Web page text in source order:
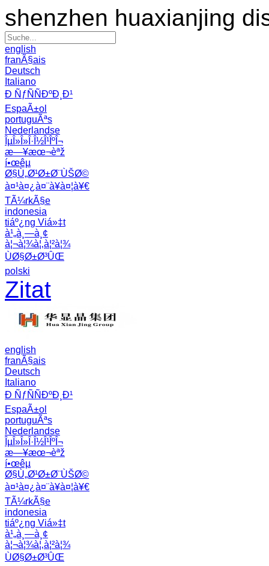
shenzhen huaxianjing
english
franÃ§ais
Deutsch
Italiano
Ð ÑƒÑÑÐºÐ¸Ð¹
EspaÃ±ol
portuguÃªs
Nederlandse
ÎµÎ»Î»Î·Î½Î¹ÎºÎ¬
æ—¥æœ¬èªž
í•œêµ­
Ø§Ù„Ø¹Ø±Ø¨ÙŠØ©
à¤¹à¤¿à¤¨à¥à¤¦à¥€
TÃ¼rkÃ§e
indonesia
tiáº¿ng Viá»‡t
à¹„à¸—à¸¢
à¦¬à¦¾à¦‚à¦²à¦¾
ÙØ§Ø±Ø³ÛŒ
polski
Zitat
english
franÃ§ais
Deutsch
Italiano
Ð ÑƒÑÑÐºÐ¸Ð¹
EspaÃ±ol
portuguÃªs
Nederlandse
ÎµÎ»Î»Î·Î½Î¹ÎºÎ¬
æ—¥æœ¬èªž
í•œêµ­
Ø§Ù„Ø¹Ø±Ø¨ÙŠØ©
à¤¹à¤¿à¤¨à¥à¤¦à¥€
TÃ¼rkÃ§e
indonesia
tiáº¿ng Viá»‡t
à¹„à¸—à¸¢
à¦¬à¦¾à¦‚à¦²à¦¾
ÙØ§Ø±Ø³ÛŒ